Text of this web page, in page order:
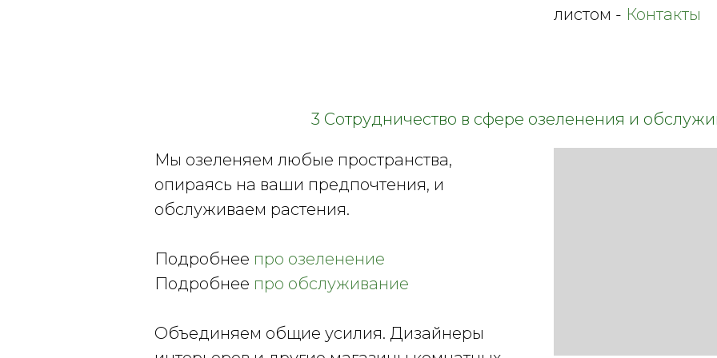
3 Сотрудничество в сфере озеленения и
Мы озеленяем любые пространства,
опираясь на ваши предпочтения, и
обслуживаем растения.
Подробнее про озеленение
Подробнее про обслуживание
Объединяем общие усилия. Дизайнеры
листом - Контакты